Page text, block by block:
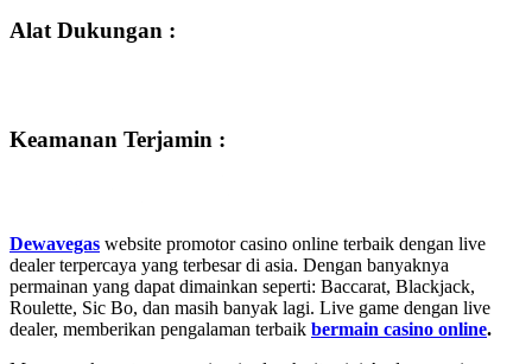
Alat Dukungan :
Keamanan Terjamin :
Dewavegas website promotor casino online terbaik dengan live
dealer terpercaya yang terbesar di asia. Dengan banyaknya
permainan yang dapat dimainkan seperti: Baccarat, Blackjack,
Roulette, Sic Bo, dan masih banyak lagi. Live game dengan live
dealer, memberikan pengalaman terbaik bermain casino online.